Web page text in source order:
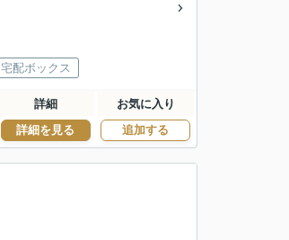
宅配ボックス
詳細 お気に入り
詳細を見る 追加する